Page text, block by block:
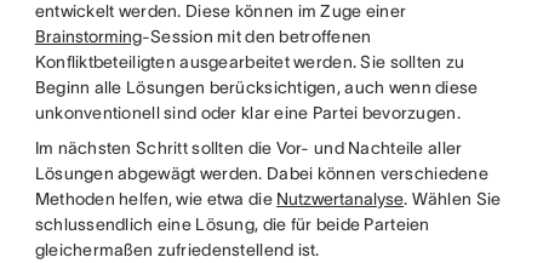
entwickelt werden. Diese können im Zuge einer
Brainstorming-Session mit den betroffenen
Konfliktbeteiligten ausgearbeitet werden. Sie sollten zu
Beginn alle Lösungen berücksichtigen, auch wenn diese
unkonventionell sind oder klar eine Partei bevorzugen.
Im nächsten Schritt sollten die Vor- und Nachteile aller
Lösungen abgewägt werden. Dabei können verschiedene
Methoden helfen, wie etwa die Nutzwertanalyse. Wählen Sie
schlussendlich eine Lösung, die für beide Parteien
gleichermaßen zufriedenstellend ist.